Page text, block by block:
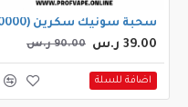
سحبة سونيك سكرين (20000 سحبة) بطيخ سلاش
39.00 ر.س 90.00 ر.س
اضافة للسلة